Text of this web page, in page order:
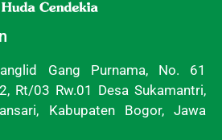
Gang Purnama, No. 61
Rt/03 Rw.01 Desa Sukamantri,
Kabupaten Bogor, Jawa